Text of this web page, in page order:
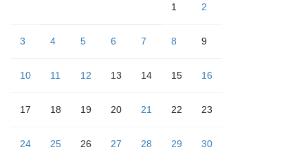
1 2
3 4 5 6 7 8 9
10 11 12 13 14 15 16
17 18 19 20 21 22 23
24 25 26 27 28 29 30